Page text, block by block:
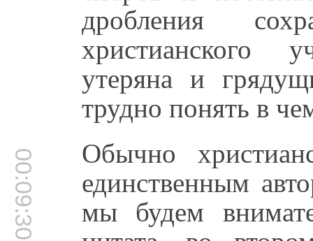
дробления
христианского
утеряна и
трудно понять в
00:09:30 Обычно
единственным
мы будем